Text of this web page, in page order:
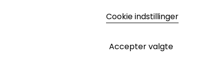
Cookie indstillinger
Accepter valgte